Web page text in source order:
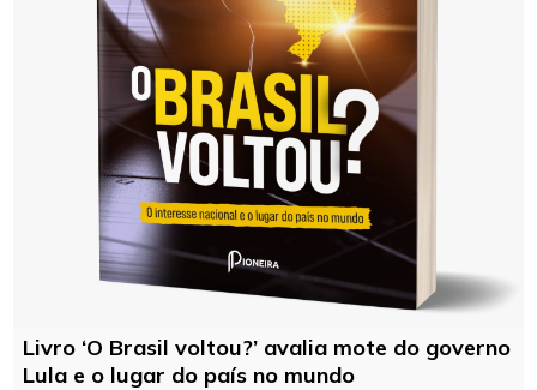
Livro ‘O Brasil voltou?’ avalia mote do governo
Lula e o lugar do país no mundo